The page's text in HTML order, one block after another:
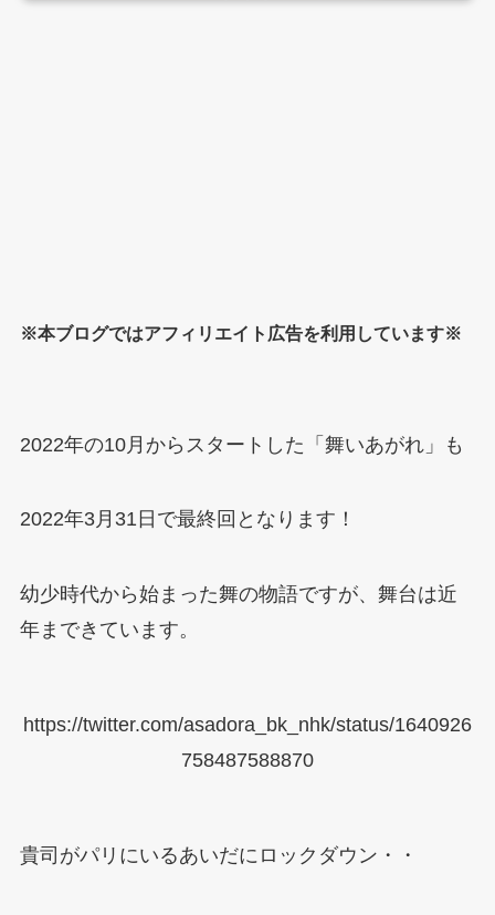
※本ブログではアフィリエイト広告を利用しています※
2022年の10月からスタートした「舞いあがれ」も
2022年3月31日で最終回となります！
幼少時代から始まった舞の物語ですが、舞台は近
年まできています。
https://twitter.com/asadora_bk_nhk/status/1640926
758487588870
貴司がパリにいるあいだにロックダウン・・